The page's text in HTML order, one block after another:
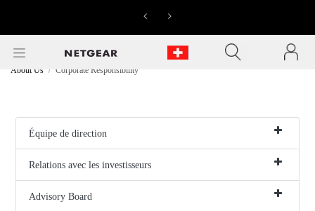
LIVRAISON
SUR
About Us Corporate Responsibility
Équipe de direction
Relations avec les investisseurs
Advisory Board